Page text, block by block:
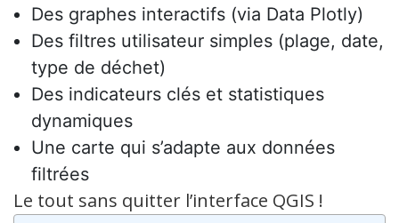
Des graphes interactifs (via Data Plotly)
Des filtres utilisateur simples (plage, date,
type de déchet)
Des indicateurs clés et statistiques
dynamiques
Une carte qui s’adapte aux données
filtrées
Le tout sans quitter l’interface QGIS !